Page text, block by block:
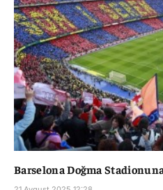
Barselona Doğma